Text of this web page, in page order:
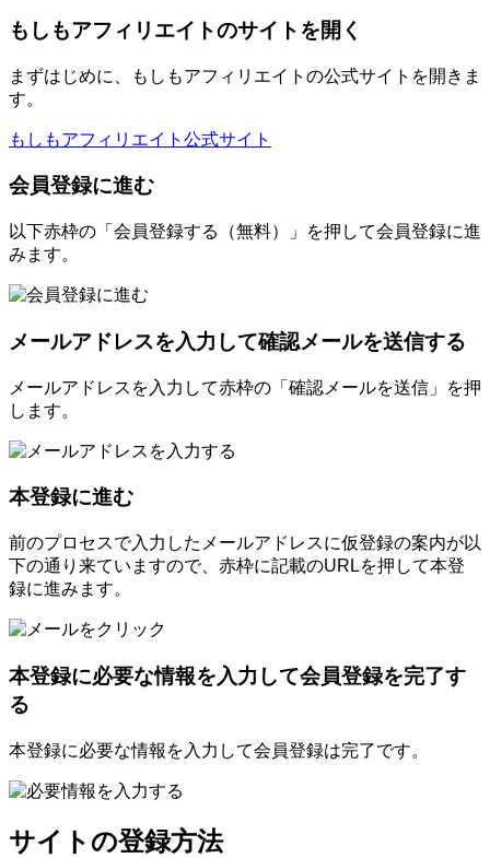
もしもアフィリエイトのサイトを開く
まずはじめに、もしもアフィリエイトの公式サイトを開きま
す。
もしもアフィリエイト公式サイト
会員登録に進む
以下赤枠の「会員登録する（無料）」を押して会員登録に進
みます。
メールアドレスを入力して確認メールを送信する
メールアドレスを入力して赤枠の「確認メールを送信」を押
します。
本登録に進む
前のプロセスで入力したメールアドレスに仮登録の案内が以
下の通り来ていますので、赤枠に記載のURLを押して本登
録に進みます。
本登録に必要な情報を入力して会員登録を完了す
る
本登録に必要な情報を入力して会員登録は完了です。
サイトの登録方法